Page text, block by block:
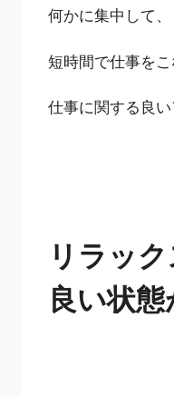
何かに集中して、
短時間で仕事をこ
仕事に関する良い
リラッ
良い状